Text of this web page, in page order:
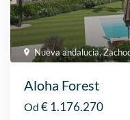
Nueva andalucia,
Aloha Forest
Od € 1.176.270